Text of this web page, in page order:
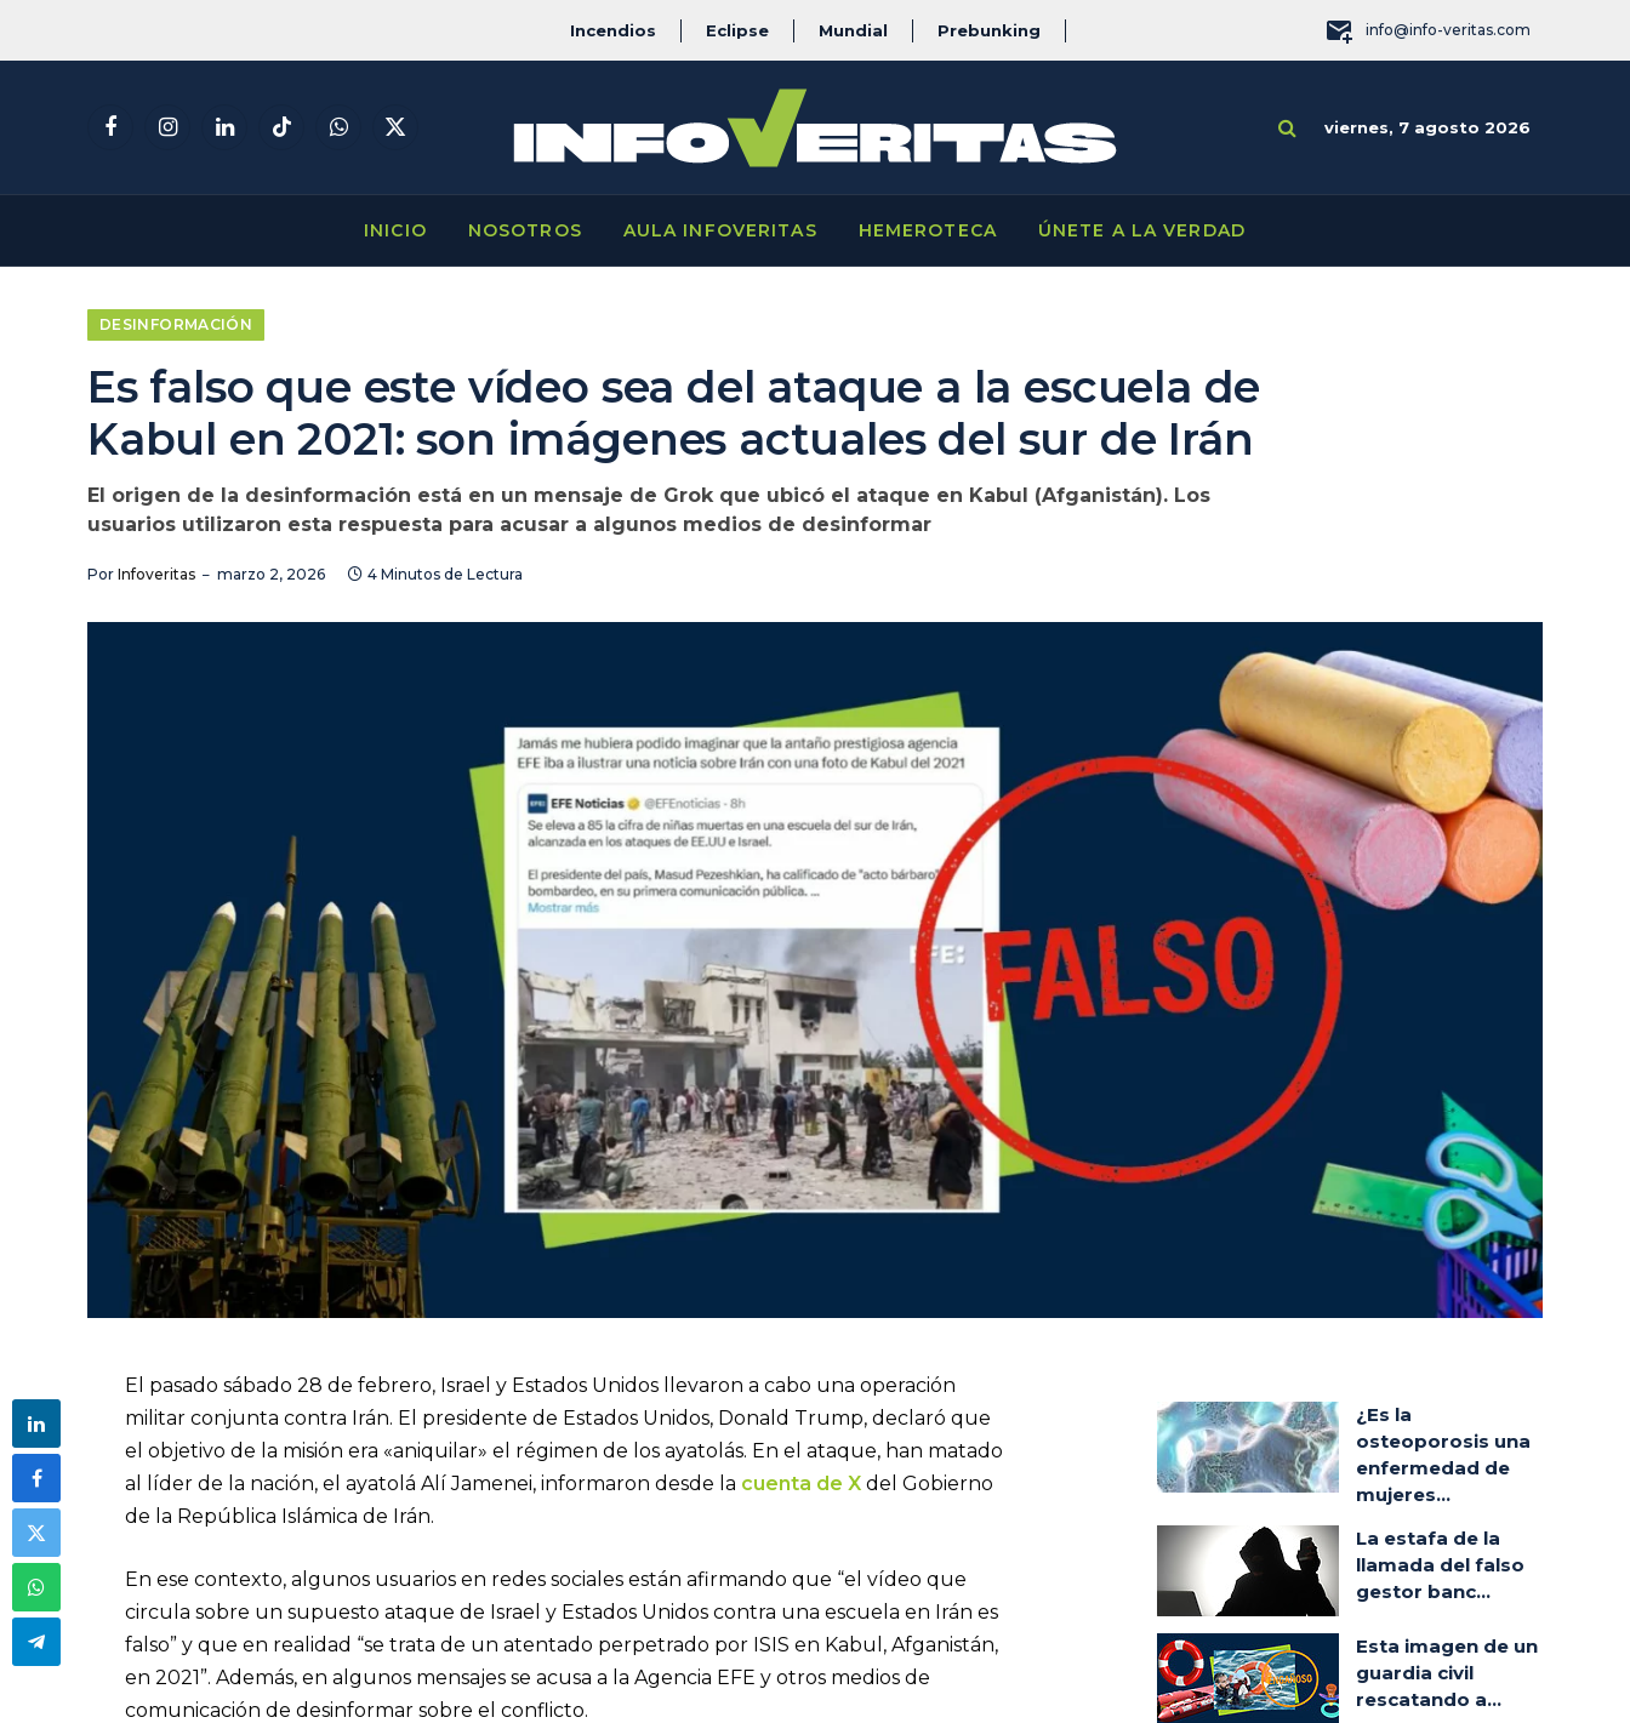
Incendios Eclipse Mundial Prebunking info@info-veritas.com
FacebookInstagramLinkedInTikTokWhatsApp
X
viernes, 7 agosto 2026
INICIO NOSOTROS AULA INFOVERITAS HEMEROTECA ÚNETE A LA VERDAD
DESINFORMACIÓN
Es falso que este vídeo sea del ataque a la escuela de
Kabul en 2021: son imágenes actuales del sur de Irán
El origen de la desinformación está en un mensaje de Grok que ubicó el ataque en Kabul (Afganistán). Los
usuarios utilizaron esta respuesta para acusar a algunos medios de desinformar
Por Infoveritas marzo 2, 2026 4 Minutos de Lectura
El pasado sábado 28 de febrero, Israel y Estados Unidos llevaron a cabo una operación
militar conjunta contra Irán. El presidente de Estados Unidos, Donald Trump, declaró que
el objetivo de la misión era «aniquilar» el régimen de los ayatolás. En el ataque, han matado
al líder de la nación, el ayatolá Alí Jamenei, informaron desde la cuenta de X del Gobierno
de la República Islámica de Irán.
En ese contexto, algunos usuarios en redes sociales están afirmando que “el vídeo que
circula sobre un supuesto ataque de Israel y Estados Unidos contra una escuela en Irán es
falso” y que en realidad “se trata de un atentado perpetrado por ISIS en Kabul, Afganistán,
en 2021”. Además, en algunos mensajes se acusa a la Agencia EFE y otros medios de
comunicación de desinformar sobre el conflicto.
¿Es la
osteoporosis una
enfermedad de
mujeres...
La estafa de la
llamada del falso
gestor banc...
Esta imagen de un
guardia civil
rescatando a...